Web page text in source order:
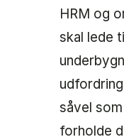
HRM og
skal lede
såvel
forholde